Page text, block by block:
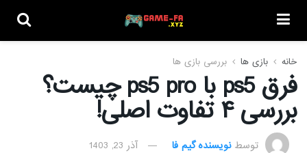
خانه بازی ها بررسی بازی ها
فرق ps5 با ps5 pro چیست؟
بررسی ۴ تفاوت اصلی!
توسط نویسنده گیم فا آذر 23, 1403